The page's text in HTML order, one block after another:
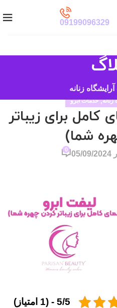
09199096329
زنانه
,خدمات ابرو
کامل برای زیباتر
شما)
0
5/5 - (1 امتیاز)